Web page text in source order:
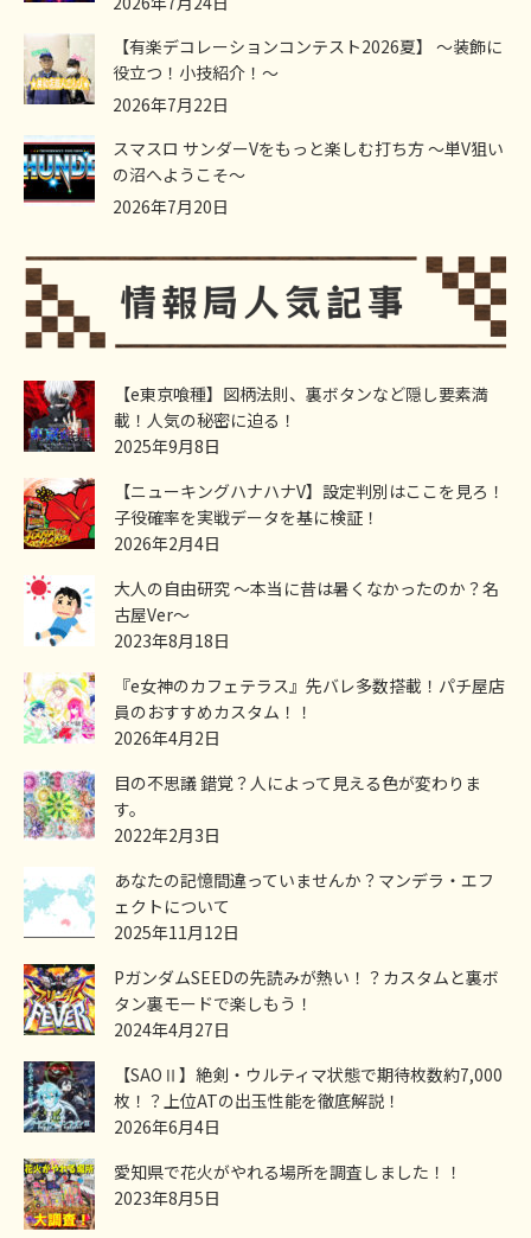
【有楽デコレーションコンテスト2026夏】 ～装飾に
役立つ！小技紹介！～
2026年7月22日
スマスロ サンダーVをもっと楽しむ打ち方 ～単V狙い
の沼へようこそ～
2026年7月20日
【e東京喰種】図柄法則、裏ボタンなど隠し要素満
載！人気の秘密に迫る！
2025年9月8日
【ニューキングハナハナV】設定判別はここを見ろ！
子役確率を実戦データを基に検証！
2026年2月4日
大人の自由研究 ～本当に昔は暑くなかったのか？名
古屋Ver～
2023年8月18日
『e女神のカフェテラス』先バレ多数搭載！パチ屋店
員のおすすめカスタム！！
2026年4月2日
目の不思議 錯覚？人によって見える色が変わりま
す。
2022年2月3日
あなたの記憶間違っていませんか？マンデラ・エフ
ェクトについて
2025年11月12日
PガンダムSEEDの先読みが熱い！？カスタムと裏ボ
タン裏モードで楽しもう！
2024年4月27日
【SAOⅡ】絶剣・ウルティマ状態で期待枚数約7,000
枚！？上位ATの出玉性能を徹底解説！
2026年6月4日
愛知県で花火がやれる場所を調査しました！！
2023年8月5日